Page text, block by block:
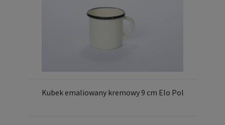
Kubek emaliowany kremowy 9 cm Elo Pol